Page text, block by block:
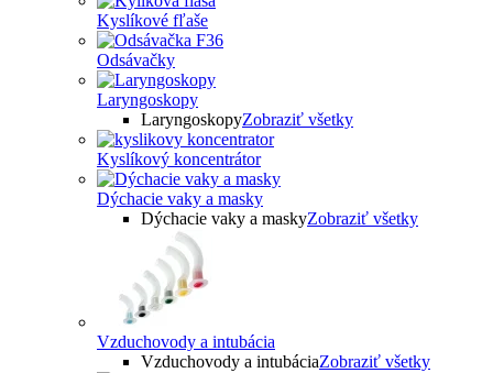
Kyslíkové fľaše
Odsávačky
Laryngoskopy
LaryngoskopyZobraziť všetky
Kyslíkový koncentrátor
Dýchacie vaky a masky
Dýchacie vaky a maskyZobraziť všetky
Vzduchovody a intubácia
Vzduchovody a intubáciaZobraziť všetky